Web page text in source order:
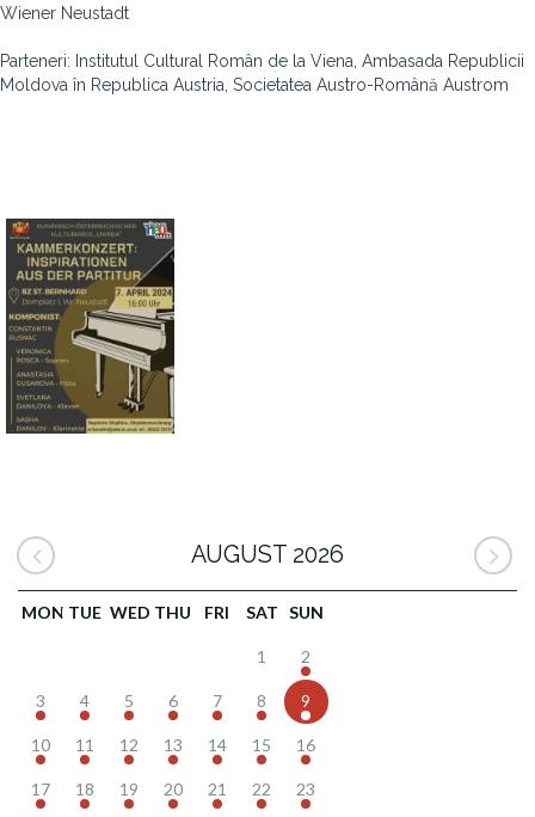
Wiener Neustadt
Parteneri: Institutul Cultural Român de la Viena, Ambasada Republicii
Moldova în Republica Austria, Societatea Austro-Română Austrom
AUGUST 2026
MON TUE WED THU FRI SAT SUN
1 2
3 4 5 6 7 8 9
10 11 12 13 14 15 16
17 18 19 20 21 22 23